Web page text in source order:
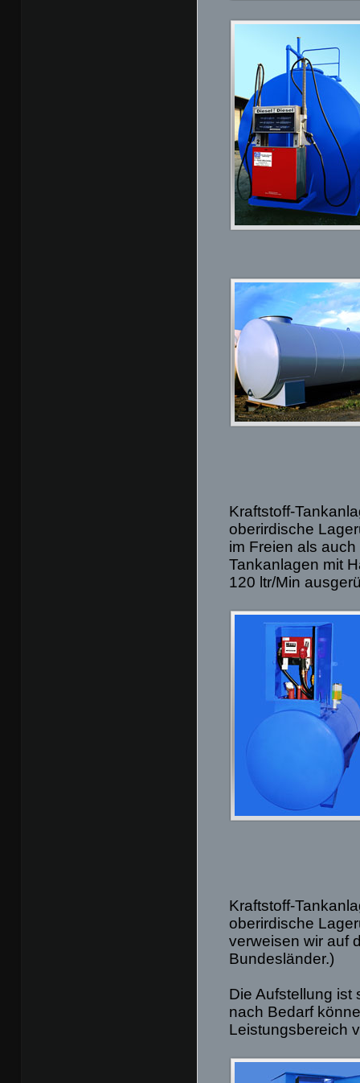
Kraftstoff-
oberirdische
im Freien als
Tankanlagen mit
120 ltr/Min
Kraftstoff-
oberirdische
verweisen wir auf
Bundesländer.)
Die Aufstellung ist
nach Bedarf
Leistungsbereich